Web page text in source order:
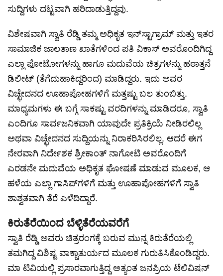
ಸುದ್ದಿಗಳು ದಟ್ಟವಾಗಿ ಹರಿದಾಡುತ್ತಿದ್ದವು.
ವಿಶೇಷವಾಗಿ ಸ್ವಾತಿ ರೆಡ್ಡಿ ತಮ್ಮ ಅಧಿಕೃತ ಇನ್‌ಸ್ಟಾಗ್ರಾಮ್ ಮತ್ತು ಇತರ
ಸಾಮಾಜಿಕ ಜಾಲತಾಣ ಖಾತೆಗಳಿಂದ ಪತಿ ವಿಕಾಸ್ ಅವರೊಂದಿಗಿದ್ದ
ಎಲ್ಲಾ ಫೋಟೋಗಳನ್ನು ಹಾಗೂ ಮದುವೆಯ ಚಿತ್ರಗಳನ್ನು ಹಠಾತ್ತನೆ
ಡಿಲೀಟ್ (ತೆಗೆದುಹಾಕಿದ್ದರಿಂದ) ಮಾಡಿದ್ದರು. ಇದು ಅವರ
ವಿಚ್ಛೇದನದ ಊಹಾಪೋಹಗಳಿಗೆ ಮತ್ತಷ್ಟು ಬಲ ತುಂಬಿತ್ತು.
ಮಾಧ್ಯಮಗಳು ಈ ಬಗ್ಗೆ ಸಾಕಷ್ಟು ವರದಿಗಳನ್ನು ಮಾಡಿದರೂ, ಸ್ವಾತಿ
ಎಂದಿಗೂ ಸಾರ್ವಜನಿಕವಾಗಿ ಯಾವುದೇ ಪ್ರತಿಕ್ರಿಯೆ ನೀಡಿರಲಿಲ್ಲ
ಅಥವಾ ವಿಚ್ಛೇದನದ ಸುದ್ದಿಯನ್ನು ನಿರಾಕರಿಸಿರಲಿಲ್ಲ. ಆದರೆ ಈಗ
ನೇರವಾಗಿ ನಿರ್ದೇಶಕ ಶ್ರೀಕಾಂತ್ ನಾಗೋಟಿ ಅವರೊಂದಿಗೆ
ಎರಡನೇ ಮದುವೆಯ ಅಧಿಕೃತ ಘೋಷಣೆ ಮಾಡುವ ಮೂಲಕ, ಆ
ಹಳೆಯ ಎಲ್ಲಾ ಗಾಸಿಪ್‌ಗಳಿಗೆ ಮತ್ತು ಊಹಾಪೋಹಗಳಿಗೆ ಸ್ವಾತಿ
ಶಾಶ್ವತವಾಗಿ ತೆರೆ ಎಳೆದಿದ್ದಾರೆ.
ಕಿರುತೆರೆಯಿಂದ ಬೆಳ್ಳಿತೆರೆಯವರೆಗೆ
ಸ್ವಾತಿ ರೆಡ್ಡಿ ಅವರು ಚಿತ್ರರಂಗಕ್ಕೆ ಬರುವ ಮುನ್ನ ಕಿರುತೆರೆಯಲ್ಲಿ
ತಮಗಿದ್ದ ವಿಶಿಷ್ಟ ವಾಕ್ಚಾತುರ್ಯದ ಮೂಲಕ ಗುರುತಿಸಿಕೊಂಡಿದ್ದರು.
ಮಾ ಟಿವಿಯಲ್ಲಿ ಪ್ರಸಾರವಾಗುತ್ತಿದ್ದ ಅತ್ಯಂತ ಜನಪ್ರಿಯ ಟೆಲಿವಿಷನ್